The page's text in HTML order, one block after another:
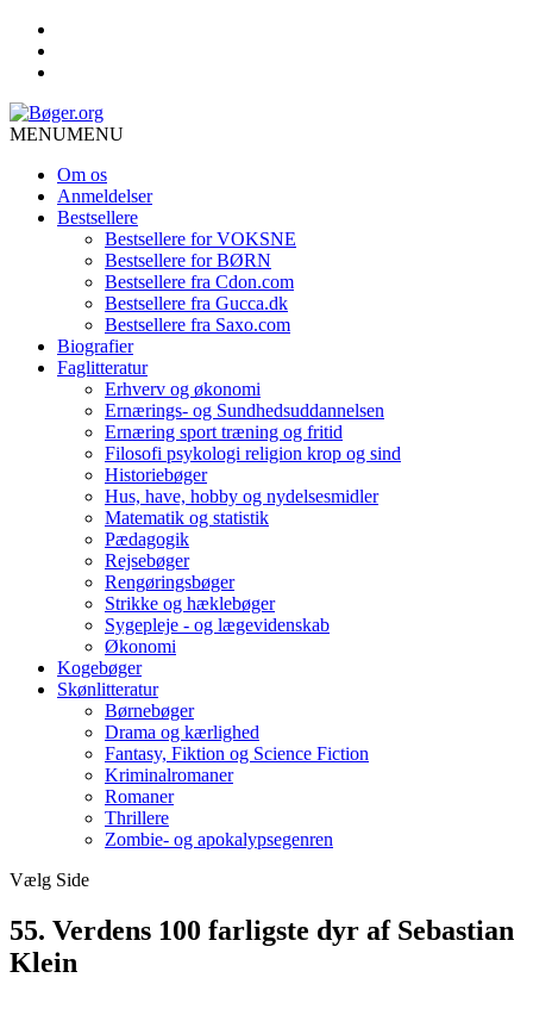
MENUMENU
Om os
Anmeldelser
Bestsellere
Bestsellere for VOKSNE
Bestsellere for BØRN
Bestsellere fra Cdon.com
Bestsellere fra Gucca.dk
Bestsellere fra Saxo.com
Biografier
Faglitteratur
Erhverv og økonomi
Ernærings- og Sundhedsuddannelsen
Ernæring sport træning og fritid
Filosofi psykologi religion krop og sind
Historiebøger
Hus, have, hobby og nydelsesmidler
Matematik og statistik
Pædagogik
Rejsebøger
Rengøringsbøger
Strikke og hæklebøger
Sygepleje - og lægevidenskab
Økonomi
Kogebøger
Skønlitteratur
Børnebøger
Drama og kærlighed
Fantasy, Fiktion og Science Fiction
Kriminalromaner
Romaner
Thrillere
Zombie- og apokalypsegenren
Vælg Side
55. Verdens 100 farligste dyr af Sebastian
Klein